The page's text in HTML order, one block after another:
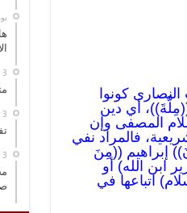
كونوا
أي دين
المصفى وإن
فالمراد نفي
إبراهيم ((مِنَ
ابن الله) أو
اتباعها في